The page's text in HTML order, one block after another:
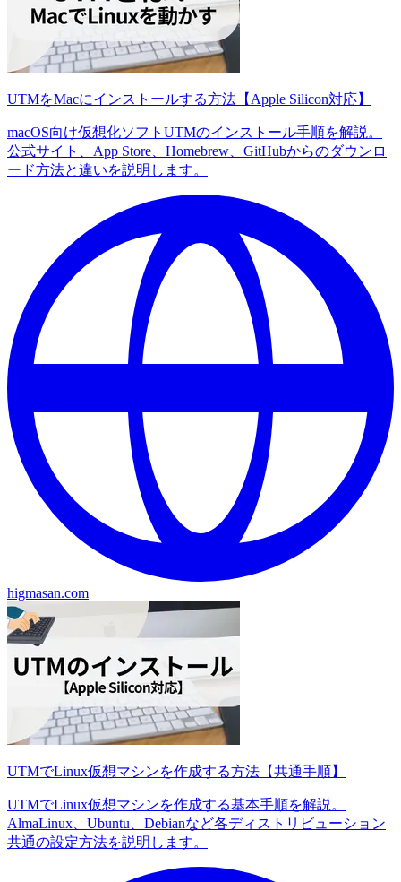
UTMをMacにインストールする方法【Apple Silicon対応】
macOS向け仮想化ソフトUTMのインストール手順を解説。
公式サイト、App Store、Homebrew、GitHubからのダウンロ
ード方法と違いを説明します。
higmasan.com
UTMでLinux仮想マシンを作成する方法【共通手順】
UTMでLinux仮想マシンを作成する基本手順を解説。
AlmaLinux、Ubuntu、Debianなど各ディストリビューション
共通の設定方法を説明します。